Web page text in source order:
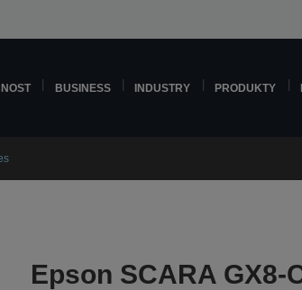
BUSINESS INDUSTRY PRODUKTY
Epson SCARA